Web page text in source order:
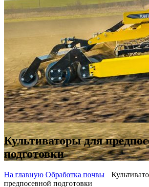
Культиваторы для
подготовки
На главную Oбработка почвы
предпосевной подготовки